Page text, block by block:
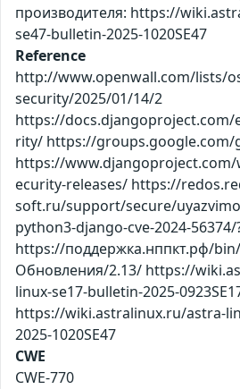
производителя: https://
se47-bulletin-2025-1020SE47
Reference
http://www.openwall.com/lists/
security/2025/01/14/2
https://docs.djangoproject.com/
rity/ https://groups.google.com/
https://
ecurity-releases/ https://
soft.ru/support/secure/
python3-django-cve-2024-
https://поддержка.нппкт.рф/
Обновления/2.13/ https://
linux-se17-bulletin-2025-
https://wiki.astralinux.ru/astra-
2025-1020SE47
CWE
CWE-770